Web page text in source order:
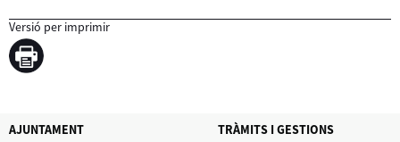
Versió per imprimir
AJUNTAMENT
TRÀMITS I GESTIONS